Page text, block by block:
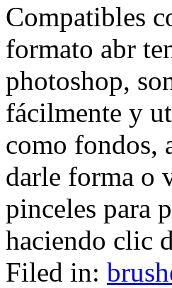
Compatibles
formato abr
photoshop,
fácilmente y
como fondos,
darle forma o
pinceles para
haciendo clic
Filed in: